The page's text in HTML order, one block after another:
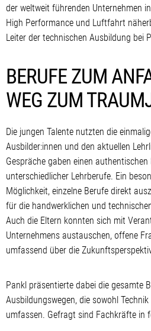
der weltweit führenden Unternehmen
High Performance und Luftfahrt
Leiter der technischen Ausbildung bei
BERUFE ZUM
WEG ZUM
Die jungen Talente nutzten die
Ausbilder:innen und den aktuellen
Gespräche gaben einen
unterschiedlicher Lehrberufe. Ein
Möglichkeit, einzelne Berufe direkt
für die handwerklichen und
Auch die Eltern konnten sich mit
Unternehmens austauschen, offene
umfassend über die
Pankl präsentierte dabei die gesamte
Ausbildungswegen, die sowohl
umfassen. Gefragt sind Fachkräfte in